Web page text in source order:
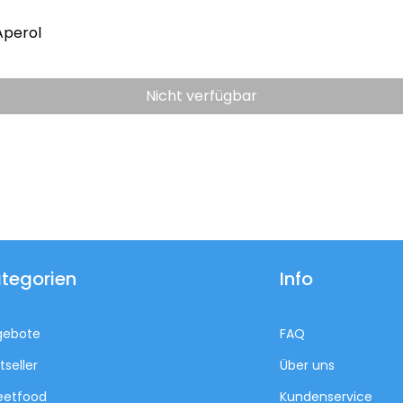
Nicht verfügbar
Info
FAQ
Über uns
Kundenservice